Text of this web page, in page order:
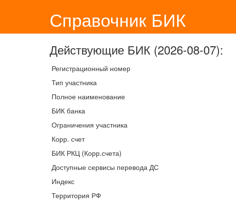
Справочник БИК
Действующие БИК (2026-08-07):
Регистрационный номер
Тип участника
Полное наименование
БИК банка
Ограничения участника
Корр. счет
БИК РКЦ (Корр.счета)
Доступные сервисы перевода ДС
Индекс
Территория РФ